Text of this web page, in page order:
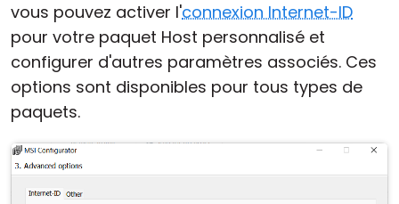
vous pouvez activer l'connexion Internet-ID
pour votre paquet Host personnalisé et
configurer d'autres paramètres associés. Ces
options sont disponibles pour tous types de
paquets.